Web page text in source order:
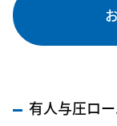
有人与圧ロ